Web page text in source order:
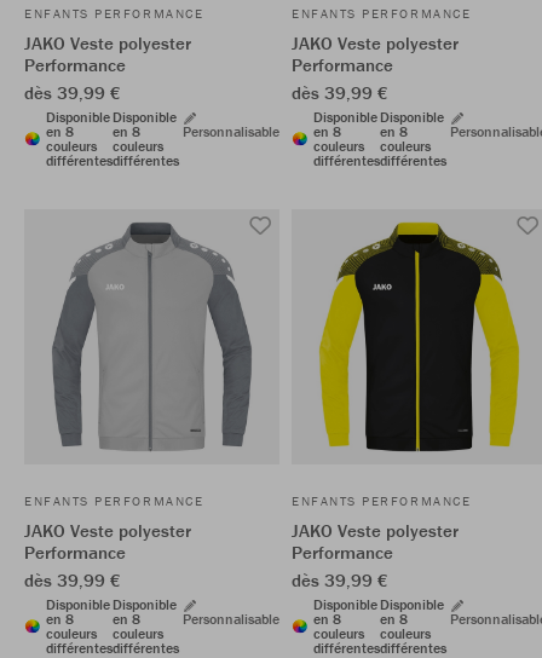
ENFANTS PERFORMANCE
JAKO Veste polyester
Performance
dès 39,99 €
Disponible
en 8
couleurs
différentes
Disponible
en 8
couleurs
différentes
Personnalisable
ENFANTS PERFORMANCE
JAKO Veste polyester
Performance
dès 39,99 €
Disponible
en 8
couleurs
différentes
Disponible
en 8
couleurs
différentes
ENFANTS PERFORMANCE
JAKO Veste polyester
Performance
dès 39,99 €
Disponible
en 8
couleurs
différentes
Disponible
en 8
couleurs
différentes
Personnalisable
ENFANTS PERFORMANCE
JAKO Veste polyester
Performance
dès 39,99 €
Disponible
en 8
couleurs
différentes
Disponible
en 8
couleurs
différentes